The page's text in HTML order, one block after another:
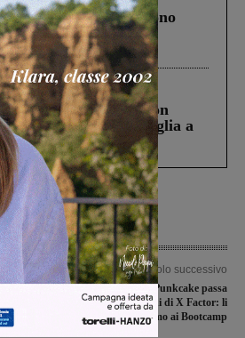
in A1 in cui morirono
Lo schianto, il
sorpassi fra tir....
struttura di Castiglion
che aveva ucciso la figlia a
Articolo successivo
La band valdarnese Punkcake passa
le prime audizioni di X Factor: li
rivedremo ai Bootcamp